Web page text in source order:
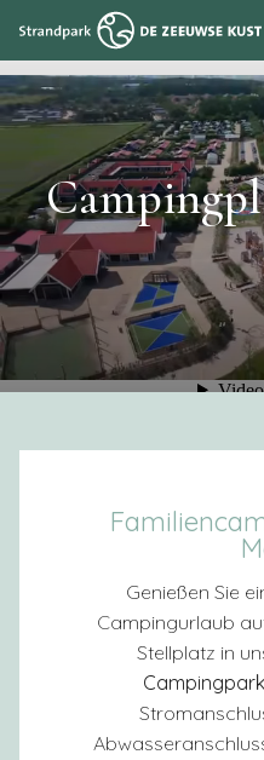
Genießen Sie
Campingurlaub
Stellplatz in
Campingpark